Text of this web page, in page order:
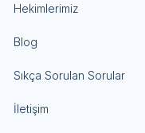
Hekimlerimiz
Blog
Sıkça Sorulan Sorular
İletişim